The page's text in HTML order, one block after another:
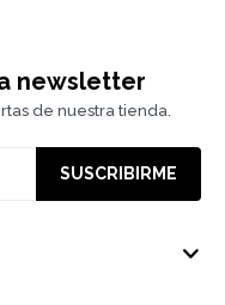
newsletter
de nuestra tienda.
SUSCRIBIRME